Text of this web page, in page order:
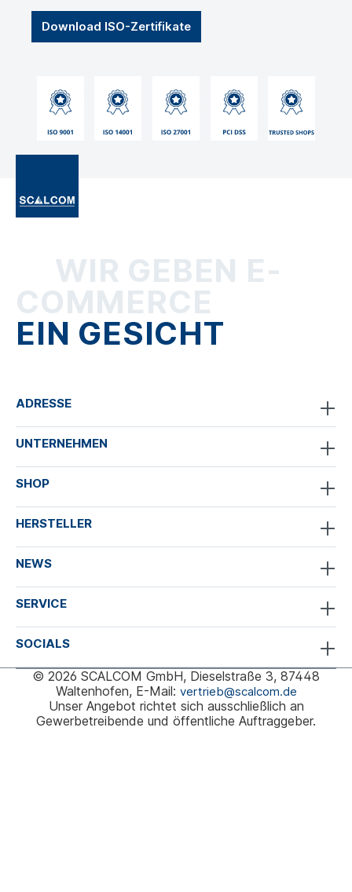
Download ISO-Zertifikate
WIR GEBEN E-
COMMERCE
EIN GESICHT
ADRESSE
UNTERNEHMEN
SHOP
HERSTELLER
NEWS
SERVICE
SOCIALS
© 2026 SCALCOM GmbH, Dieselstraße 3, 87448
Waltenhofen, E-Mail: vertrieb@scalcom.de
Unser Angebot richtet sich ausschließlich an
Gewerbetreibende und öffentliche Auftraggeber.